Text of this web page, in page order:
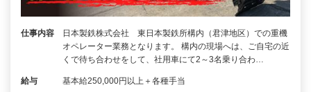
仕事内容
日本製鉄株式会社 東日本製鉄所構内（君津地区）での重機
オペレーター業務となります。 構内の現場へは、ご自宅の近
くで待ち合わせをして、社用車にて2～3名乗り合わ…
給与 基本給250,000円以上＋各種手当